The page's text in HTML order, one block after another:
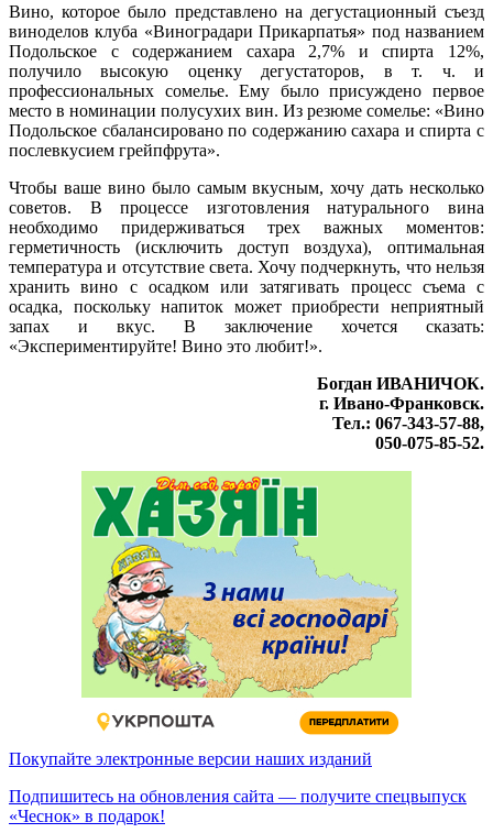
Вино, которое было представлено на дегустационный съезд
виноделов клуба «Виноградари Прикарпатья» под названием
Подольское с содержанием сахара 2,7% и спирта 12%,
получило высокую оценку дегустаторов, в т. ч. и
профессиональных сомелье. Ему было присуждено первое
место в номинации полусухих вин. Из резюме сомелье: «Вино
Подольское сбалансировано по содержанию сахара и спирта с
послевкусием грейпфрута».
Чтобы ваше вино было самым вкусным, хочу дать несколько
советов. В процессе изготовления натурального вина
необходимо придерживаться трех важных моментов:
герметичность (исключить доступ воздуха), оптимальная
температура и отсутствие света. Хочу подчеркнуть, что нельзя
хранить вино с осадком или затягивать процесс съема с
осадка, поскольку напиток может приобрести неприятный
запах и вкус. В заключение хочется сказать:
«Экспериментируйте! Вино это любит!».
Богдан ИВАНИЧОК.
г. Ивано-Франковск.
Тел.: 067-343-57-88,
050-075-85-52.
Покупайте электронные версии наших изданий
Подпишитесь на обновления сайта — получите спецвыпуск
«Чеснок» в подарок!